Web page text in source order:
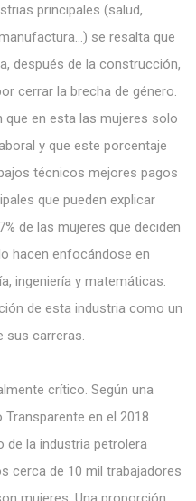
principales (salud,
se resalta que
después de la construcción,
cerrar la brecha de género.
en esta las mujeres solo
y que este porcentaje
técnicos mejores pagos
que pueden explicar
de las mujeres que deciden
hacen enfocándose en
ingeniería y matemáticas.
de esta industria como un
sus carreras.
crítico. Según una
en el 2018
de la industria petrolera
cerca de 10 mil trabajadores